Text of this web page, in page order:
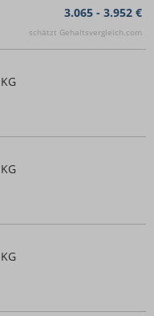
3.065 - 3.952 €
schätzt Gehaltsvergleich.com